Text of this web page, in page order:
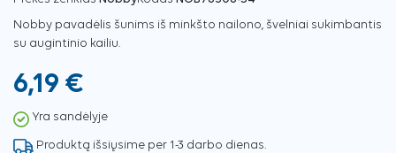
Nobby pavadėlis šunims iš minkšto nailono, švelniai sukimbantis
su augintinio kailiu.
6,19 €
Yra sandėlyje
Produktą išsiųsime per 1-3 darbo dienas.